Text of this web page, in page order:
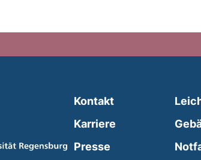
Kontakt
Karriere
Presse